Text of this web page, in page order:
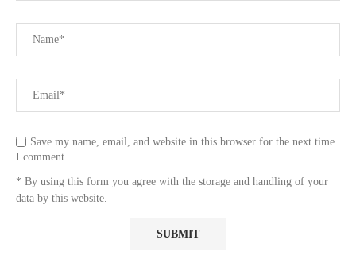
Save my name, email, and website in this browser for the next time
I comment.
* By using this form you agree with the storage and handling of your
data by this website.